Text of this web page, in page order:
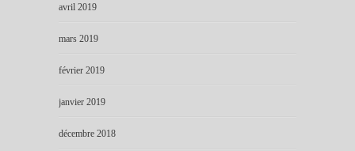
avril 2019
mars 2019
février 2019
janvier 2019
décembre 2018